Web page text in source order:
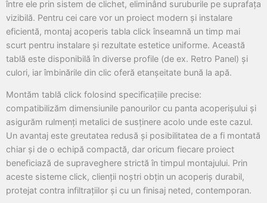
între ele prin sistem de clichet, eliminând suruburile pe suprafața
vizibilă. Pentru cei care vor un proiect modern și instalare
eficientă, montaj acoperis tabla click înseamnă un timp mai
scurt pentru instalare și rezultate estetice uniforme. Această
tablă este disponibilă în diverse profile (de ex. Retro Panel) și
culori, iar îmbinările din clic oferă etanșeitate bună la apă.
Montăm tablă click folosind specificațiile precise:
compatibilizăm dimensiunile panourilor cu panta acoperișului și
asigurăm rulmenți metalici de susținere acolo unde este cazul.
Un avantaj este greutatea redusă şi posibilitatea de a fi montată
chiar și de o echipă compactă, dar oricum fiecare proiect
beneficiază de supraveghere strictă în timpul montajului. Prin
aceste sisteme click, clienții noștri obțin un acoperiș durabil,
protejat contra infiltrațiilor și cu un finisaj neted, contemporan.